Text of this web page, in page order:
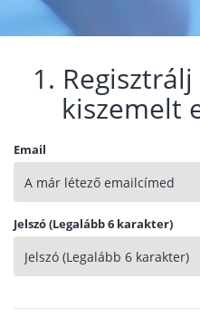
1.
kiszemelt
Email
Jelszó (Legalább 6 karakter)